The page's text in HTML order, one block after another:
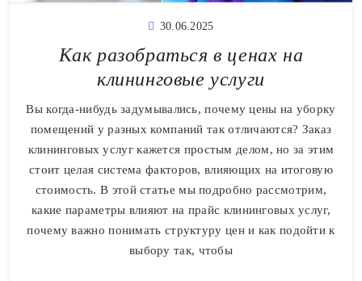
30.06.2025
Как разобраться в ценах на
клининговые услуги
Вы когда-нибудь задумывались, почему цены на уборку
помещений у разных компаний так отличаются? Заказ
клининговых услуг кажется простым делом, но за этим
стоит целая система факторов, влияющих на итоговую
стоимость. В этой статье мы подробно рассмотрим,
какие параметры влияют на прайс клининговых услуг,
почему важно понимать структуру цен и как подойти к
выбору так, чтобы